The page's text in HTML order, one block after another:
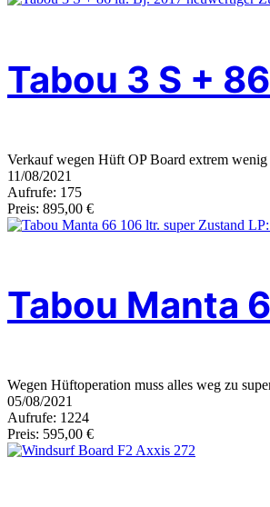
Tabou 3 S +
Verkauf wegen Hüft OP Board extrem wenig
11/08/2021
Aufrufe: 175
Preis: 895,00 €
Tabou Manta
Wegen Hüftoperation muss alles weg zu
05/08/2021
Aufrufe: 1224
Preis: 595,00 €